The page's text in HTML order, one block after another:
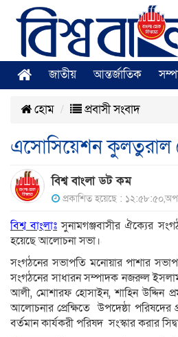
জাতীয় আন্তর্জাতিক
হোম প্রবাসী সংবাদ
এসোসিয়েশন কুলতুরাল
বিশ্ব বাংলা ডট কম
প্রকাশিত হয়েছে :
বিশ্ব বাংলাঃসুনামগঞ্জবাসীর ঐক্যের
হয়েছে আলোচনা সভা।
সংগঠনের সভাপতি মনোয়ার পাশার
সংগঠনের সাধারন সম্পাদক নজরুল
আলী, মোশারফ হোসাইন, শাহিন উদ্দিন
আলোচনার প্রেক্ষিতে উপদেষ্ঠা পরিষদের
বর্তমান কার্যকরী পরিষদ সংস্কার করার